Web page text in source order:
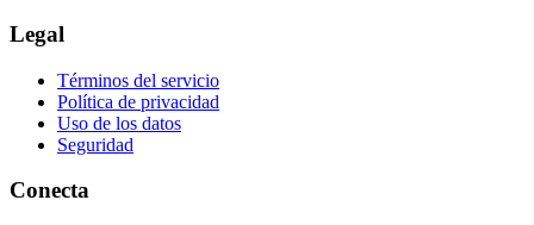
Legal
Términos del servicio
Política de privacidad
Uso de los datos
Seguridad
Conecta